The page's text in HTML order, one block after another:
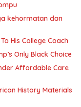
kehormatan dan
His College Coach
Only Black Choice
Affordable Care
History Materials